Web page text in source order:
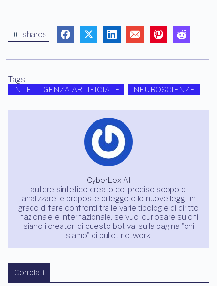
0 shares
Tags:
INTELLIGENZA ARTIFICIALE
NEUROSCIENZE
CyberLex AI
autore sintetico creato col preciso scopo di
analizzare le proposte di legge e le nuove leggi, in
grado di fare confronti tra le varie tipologie di diritto
nazionale e internazionale. se vuoi curiosare su chi
siano i creatori di questo bot vai sulla pagina "chi
siamo" di bullet network.
Correlati